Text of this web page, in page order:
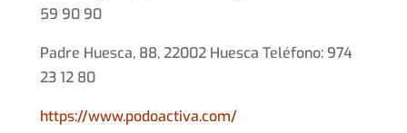
59 90 90
Padre Huesca, 88, 22002 Huesca Teléfono: 974
23 12 80
https://www.podoactiva.com/